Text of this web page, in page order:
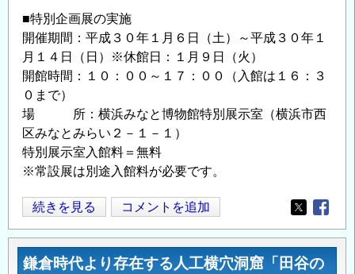
し
ま
し
た
の
■特別企画展の実施
開催期間：平成３０年１月６日（土）～平成３０年１
月１４日（日）※休館日：１月９日（火）
開館時間：１０：００～１７：００（入館は１６：３
０まで）
場 所：横浜みなと博物館特別展示室（横浜市西
区みなとみらい２－１－１）
特別展示室入館料＝無料
※常設展は別途入館料が必要です。
「横
浜
港
の
続きを見る コメントを追加
Opens in
鎌倉時代より存在する人工横穴洞窟「田谷の